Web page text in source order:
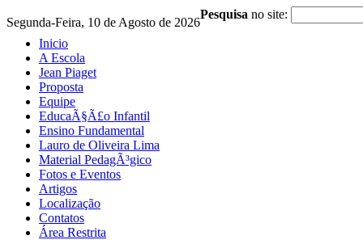
Segunda-Feira, 10 de Agosto de 2026
Pesquisa no site:
Inicio
A Escola
Jean Piaget
Proposta
Equipe
EducaÃ§Ã£o Infantil
Ensino Fundamental
Lauro de Oliveira Lima
Material PedagÃ³gico
Fotos e Eventos
Artigos
Localização
Contatos
Área Restrita